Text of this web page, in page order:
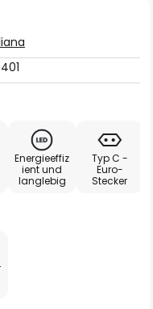
Energieeffiz
ient und
langlebig
Typ C -
Euro-
Stecker